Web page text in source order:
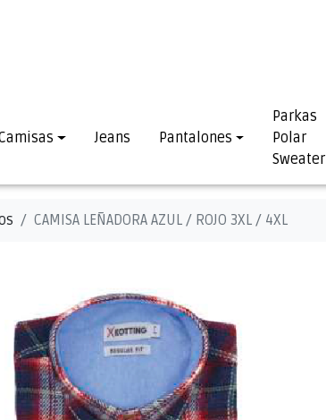
Jeans Pantalones
Parkas
Polar
Sweater
CAMISA LEÑADORA AZUL / ROJO 3XL / 4XL